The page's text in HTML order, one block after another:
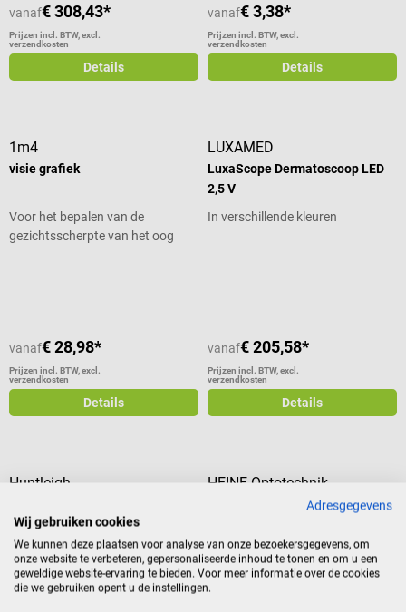
vanaf€ 308,43*
Prijzen incl. BTW, excl.
verzendkosten
Details
vanaf€ 3,38*
Prijzen incl. BTW, excl.
verzendkosten
Details
1m4
visie grafiek
Voor het bepalen van de
gezichtsscherpte van het oog
vanaf€ 28,98*
Prijzen incl. BTW, excl.
verzendkosten
Details
LUXAMED
LuxaScope Dermatoscoop LED
2,5 V
In verschillende kleuren
vanaf€ 205,58*
Prijzen incl. BTW, excl.
verzendkosten
Details
Huntleigh
Voor Huntleigh Dopplex-
apparaten
HEINE Optotechnik
HEINE HR 2.5x hoge resolutie
brilmontuur
Werkloepen met hoge resolutie &
beeldscherpte
Adresgegevens
Wij gebruiken cookies
We kunnen deze plaatsen voor analyse van onze bezoekersgegevens, om
onze website te verbeteren, gepersonaliseerde inhoud te tonen en om u een
geweldige website-ervaring te bieden. Voor meer informatie over de cookies
die we gebruiken opent u de instellingen.